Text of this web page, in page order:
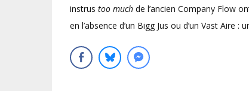
instrus too much de l’ancien Company Flow
en l’absence d’un Bigg Jus ou d’un Vast Aire :